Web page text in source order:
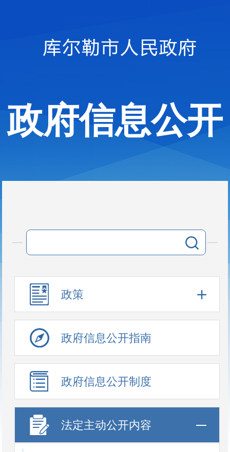
政府信息公开
政策
政府信息公开指南
政府信息公开制度
法定主动公开内容